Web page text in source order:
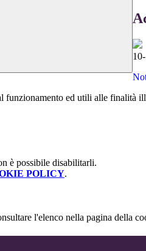
funzionamento ed utili alle finalità
è possibile disabilitarli.
POLICY.
l'elenco nella pagina della